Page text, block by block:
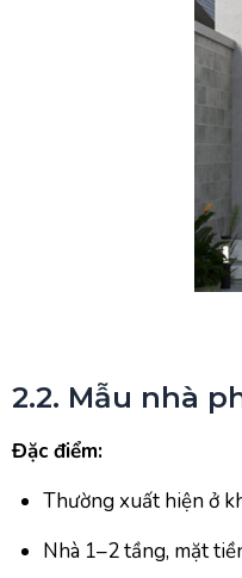
2.2. Mẫu nhà
Đặc điểm:
Thường xuất hiện ở
Nhà 1–2 tầng, mặt